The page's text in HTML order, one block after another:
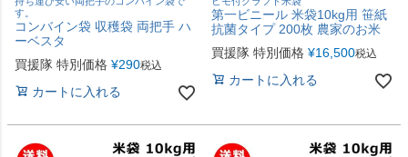
す。
コンバイン袋 収穫袋 両把手 ハ
ーベスタ
買援隊 特別価格 ¥290税込
カートに入れる
第一ビニール 米袋10kg用 笹紙
抗菌タイプ 200枚 農家のお米
買援隊 特別価格 ¥16,500税込
カートに入れる